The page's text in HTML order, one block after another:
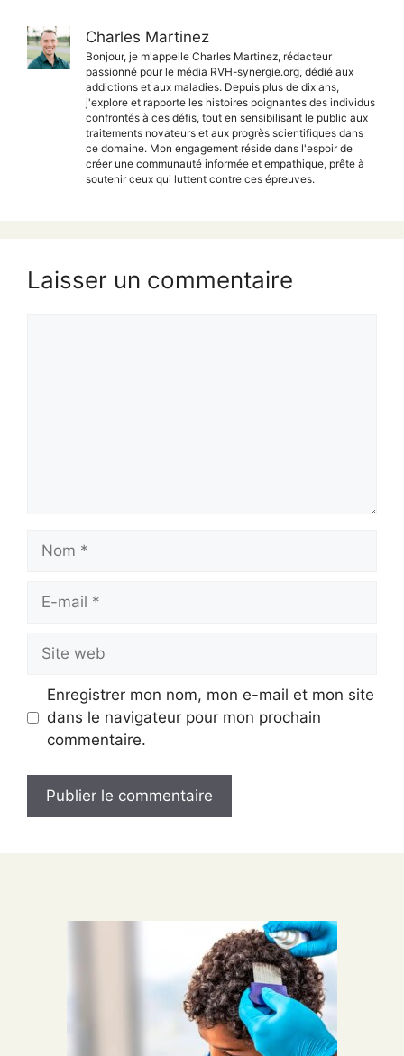
Charles Martinez
Bonjour, je m'appelle Charles Martinez, rédacteur
passionné pour le média RVH-synergie.org, dédié aux
addictions et aux maladies. Depuis plus de dix ans,
j'explore et rapporte les histoires poignantes des individus
confrontés à ces défis, tout en sensibilisant le public aux
traitements novateurs et aux progrès scientifiques dans
ce domaine. Mon engagement réside dans l'espoir de
créer une communauté informée et empathique, prête à
soutenir ceux qui luttent contre ces épreuves.
Laisser un commentaire
Nom
Site
web
Enregistrer mon nom, mon e-mail et mon site
dans le navigateur pour mon prochain
commentaire.